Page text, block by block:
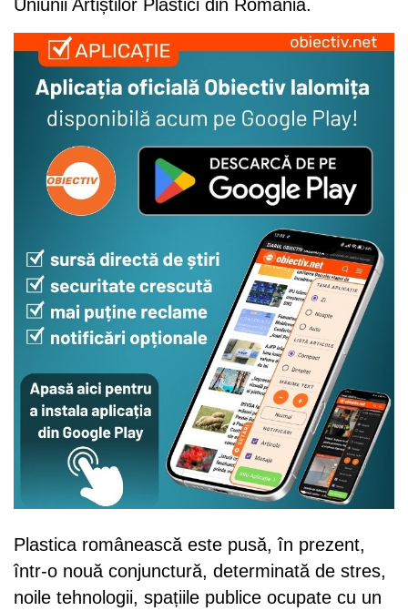
Uniunii Artiștilor Plastici din România.
Plastica românească este pusă, în prezent,
într-o nouă conjunctură, determinată de stres,
noile tehnologii, spațiile publice ocupate cu un